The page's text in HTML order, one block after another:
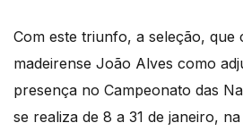
Com este triunfo, a seleção, que
madeirense João Alves como
presença no Campeonato das
se realiza de 8 a 31 de janeiro,